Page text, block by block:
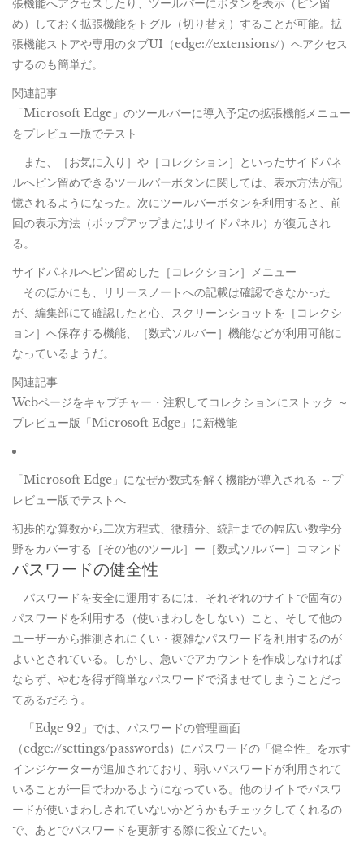
張機能へアクセスしたり、ツールバーにボタンを表示（ピン留
め）しておく拡張機能をトグル（切り替え）することが可能。拡
張機能ストアや専用のタブUI（edge://extensions/）へアクセス
するのも簡単だ。
関連記事
「Microsoft Edge」のツールバーに導入予定の拡張機能メニュー
をプレビュー版でテスト
また、［お気に入り］や［コレクション］といったサイドパネ
ルへピン留めできるツールバーボタンに関しては、表示方法が記
憶されるようになった。次にツールバーボタンを利用すると、前
回の表示方法（ポップアップまたはサイドパネル）が復元され
る。
サイドパネルへピン留めした［コレクション］メニュー
そのほかにも、リリースノートへの記載は確認できなかった
が、編集部にて確認したと心、スクリーンショットを［コレクシ
ョン］へ保存する機能、［数式ソルバー］機能などが利用可能に
なっているようだ。
関連記事
Webページをキャプチャー・注釈してコレクションにストック ～
プレビュー版「Microsoft Edge」に新機能
「Microsoft Edge」になぜか数式を解く機能が導入される ～プ
レビュー版でテストへ
初歩的な算数から二次方程式、微積分、統計までの幅広い数学分
野をカバーする［その他のツール］ー［数式ソルバー］コマンド
パスワードの健全性
パスワードを安全に運用するには、それぞれのサイトで固有の
パスワードを利用する（使いまわしをしない）こと、そして他の
ユーザーから推測されにくい・複雑なパスワードを利用するのが
よいとされている。しかし、急いでアカウントを作成しなければ
ならず、やむを得ず簡単なパスワードで済ませてしまうことだっ
てあるだろう。
「Edge 92」では、パスワードの管理画面
（edge://settings/passwords）にパスワードの「健全性」を示す
インジケーターが追加されており、弱いパスワードが利用されて
いることが一目でわかるようになっている。他のサイトでパスワ
ードが使いまわしされていないかどうかもチェックしてくれるの
で、あとでパスワードを更新する際に役立てたい。